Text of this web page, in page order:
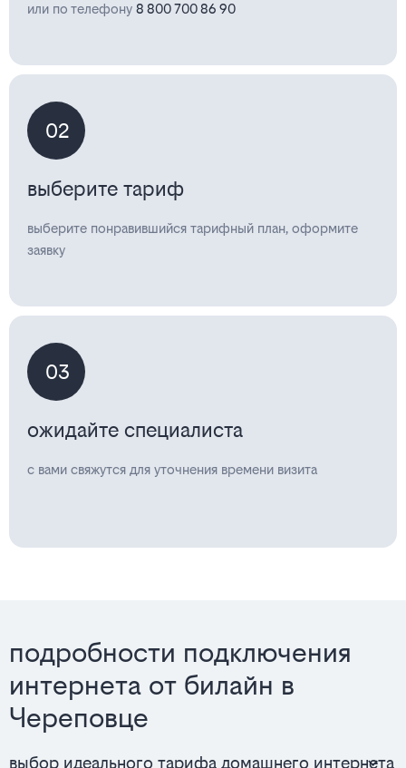
или по телефону 8 800 700 86 90
02
выберите тариф
выберите понравившийся тарифный план, оформите
заявку
03
ожидайте специалиста
с вами свяжутся для уточнения времени визита
подробности подключения
интернета от билайн в
Череповце
выбор идеального тарифа домашнего интернета